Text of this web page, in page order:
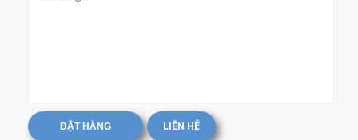
ĐẶT HÀNG LIÊN HỆ